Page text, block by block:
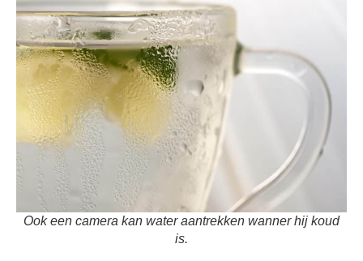
Ook een camera kan water aantrekken wanner hij koud
is.